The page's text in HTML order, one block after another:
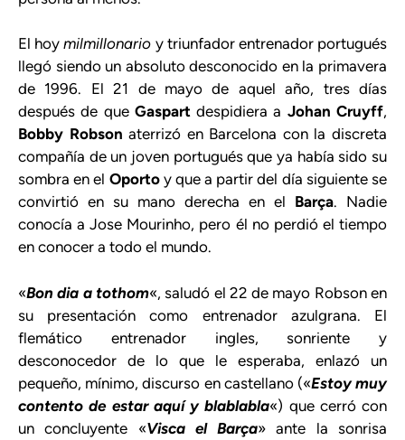
El hoymilmillonario y triunfador entrenador portugués
llegó siendo un absoluto desconocido en la primavera
de 1996. El 21 de mayo de aquel año, tres días
después de que Gaspartdespidiera a Johan Cruyff,
Bobby Robson aterrizó en Barcelona con la discreta
compañía de un joven portugués que ya había sido su
sombra en el Oportoy que a partir del día siguiente se
convirtió en su mano derecha en el Barça. Nadie
conocía a Jose Mourinho, pero él no perdió el tiempo
en conocer a todo el mundo.
«Bon dia a tothom«, saludó el 22 de mayo Robson en
su presentación como entrenador azulgrana. El
flemático entrenador ingles, sonriente y
desconocedor de lo que le esperaba, enlazó un
pequeño, mínimo, discurso en castellano («Estoy muy
contento de estar aquí y blablabla«) que cerró con
un concluyente «Visca el Barça» ante la sonrisa